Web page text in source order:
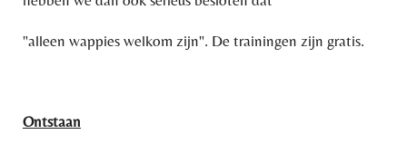
"alleen wappies welkom zijn". De trainingen zijn gratis.
Ontstaan